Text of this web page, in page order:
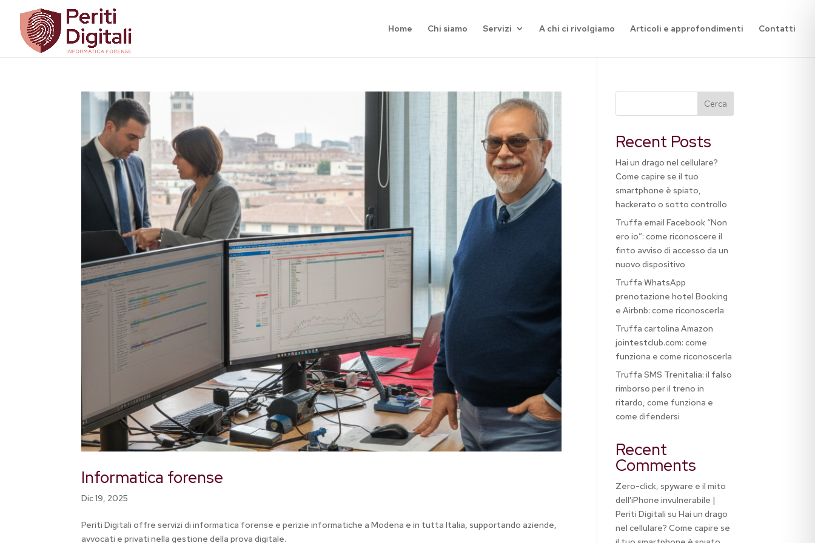
Home Chi siamo Servizi A chi ci rivolgiamo Articoli e approfondimenti Contatti
Informatica forense
Dic 19, 2025
Periti Digitali offre servizi di informatica forense e perizie informatiche a Modena e in tutta Italia, supportando aziende,
avvocati e privati nella gestione della prova digitale.
Cerca
Recent Posts
Hai un drago nel cellulare?
Come capire se il tuo
smartphone è spiato,
hackerato o sotto controllo
Truffa email Facebook “Non
ero io”: come riconoscere il
finto avviso di accesso da un
nuovo dispositivo
Truffa WhatsApp
prenotazione hotel Booking
e Airbnb: come riconoscerla
Truffa cartolina Amazon
jointestclub.com: come
funziona e come riconoscerla
Truffa SMS Trenitalia: il falso
rimborso per il treno in
ritardo, come funziona e
come difendersi
Recent
Comments
Zero-click, spyware e il mito
dell'iPhone invulnerabile |
Periti Digitali suHai un drago
nel cellulare? Come capire se